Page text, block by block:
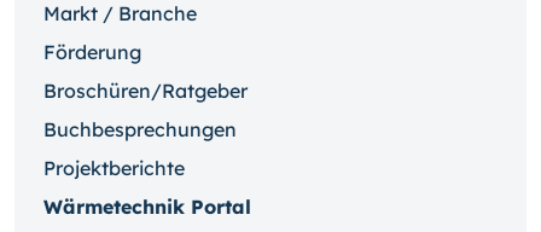
Markt / Branche
Förderung
Broschüren/Ratgeber
Buchbesprechungen
Projektberichte
Wärmetechnik Portal